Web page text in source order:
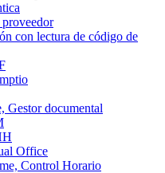
proveedor
con lectura de código de
Gestor documental
Office
Control Horario